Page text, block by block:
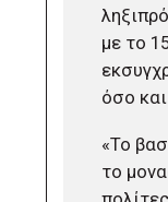
με το
όσο
«Το
το